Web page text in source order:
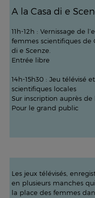
A la Casa di e
11h-12h : Vernissage de
femmes scientifiques de
di e Scenze.
Entrée libre
14h-15h30 : Jeu télévisé
scientifiques locales
Sur inscription auprès de
Pour le grand public
Les jeux télévisés,
en plusieurs manches
la place des femmes